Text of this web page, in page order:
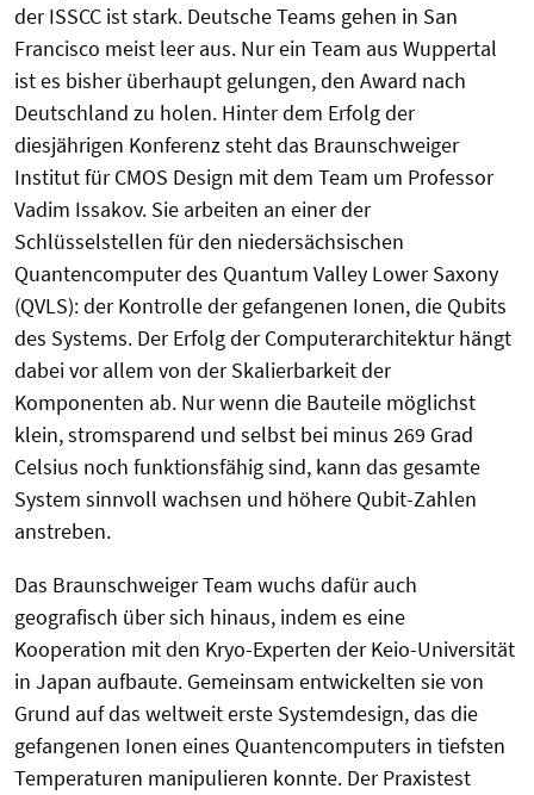
der ISSCC ist stark. Deutsche Teams gehen in San
Francisco meist leer aus. Nur ein Team aus Wuppertal
ist es bisher überhaupt gelungen, den Award nach
Deutschland zu holen. Hinter dem Erfolg der
diesjährigen Konferenz steht das Braunschweiger
Institut für CMOS Design mit dem Team um Professor
Vadim Issakov. Sie arbeiten an einer der
Schlüsselstellen für den niedersächsischen
Quantencomputer des Quantum Valley Lower Saxony
(QVLS): der Kontrolle der gefangenen Ionen, die Qubits
des Systems. Der Erfolg der Computerarchitektur hängt
dabei vor allem von der Skalierbarkeit der
Komponenten ab. Nur wenn die Bauteile möglichst
klein, stromsparend und selbst bei minus 269 Grad
Celsius noch funktionsfähig sind, kann das gesamte
System sinnvoll wachsen und höhere Qubit-Zahlen
anstreben.
Das Braunschweiger Team wuchs dafür auch
geografisch über sich hinaus, indem es eine
Kooperation mit den Kryo-Experten der Keio-Universität
in Japan aufbaute. Gemeinsam entwickelten sie von
Grund auf das weltweit erste Systemdesign, das die
gefangenen Ionen eines Quantencomputers in tiefsten
Temperaturen manipulieren konnte. Der Praxistest